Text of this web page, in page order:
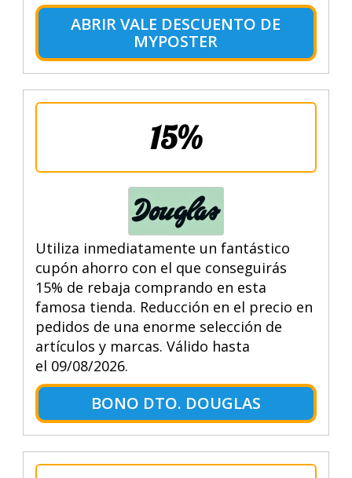
ABRIR VALE DESCUENTO DE
MYPOSTER
15%
Utiliza inmediatamente un fantástico
cupón ahorro con el que conseguirás
15% de rebaja comprando en esta
famosa tienda. Reducción en el precio en
pedidos de una enorme selección de
artículos y marcas. Válido hasta
el 09/08/2026.
BONO DTO. DOUGLAS